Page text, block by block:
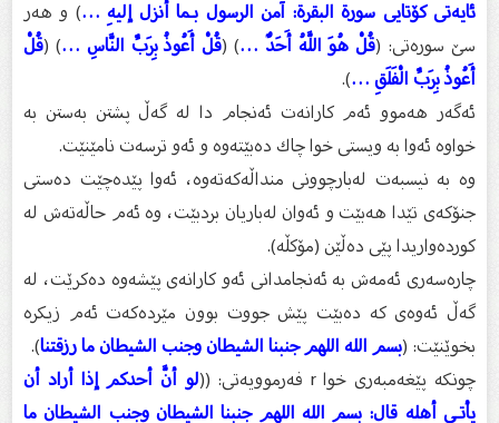
ئایەتی كۆتایی سورة البقرة: آمن الرسول بـما أنزل إليهِ …) و هەر
سێ سورەتی: (قُلْ هُوَ اللَّهُ أَحَدٌ …) (قُلْ أَعُوذُ بِرَبِّ النَّاسِ …) (قُلْ
أَعُوذُ بِرَبِّ الْفَلَقِ …).
ئەگەر هەموو ئەم كارانەت ئەنجام دا لە گەڵ پشتن بەستن بە
خواوە ئەوا بە ویستی خوا چاك دەبێتەوە و ئەو ترسەت نامێنێت.
وە بە نیسبەت لەبارچوونی منداڵەكەتەوە، ئەوا پێدەچێت دەستی
جنۆكەی تێدا هەبێت و ئەوان لەباریان بردبێت، وە ئەم حاڵەتەش لە
كوردەواریدا پێی دەڵێن (مۆكڵە).
چارەسەری ئەمەش بە ئەنجامدانی ئەو كارانەی پێشەوە دەكرێت، لە
گەڵ ئەوەی كە دەبێت پێش جووت بوون مێردەكەت ئەم زیكرە
بخوێنێت: (بسم الله اللهم جنبنا الشيطان وجنب الشيطان ما رزقتنا).
چونكە پێغەمبەری خوا r فەرموویەتی: ((
لو أنَّ أحدكم إذا أراد أن
يأتـي أهله قال: بسم الله اللهم جنبنا الشيطان وجنب الشيطان ما